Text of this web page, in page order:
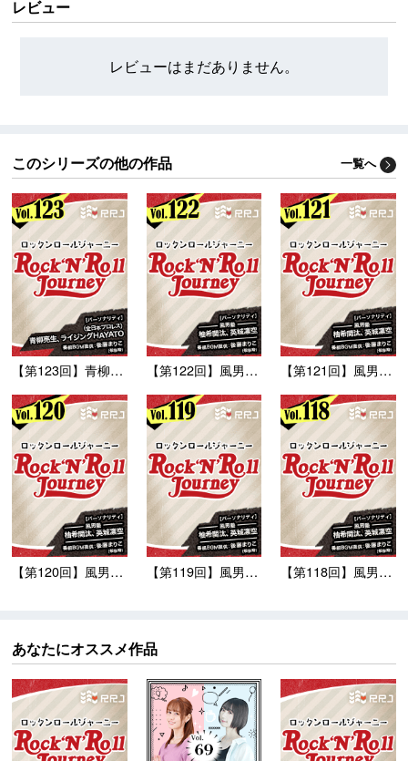
レビュー
レビューはまだありません。
このシリーズの他の作品 一覧へ
【第123回】青柳亮生... 【第122回】風男塾の... 【第121回】風男塾の...
【第120回】風男塾の... 【第119回】風男塾の... 【第118回】風男塾の...
あなたにオススメ作品